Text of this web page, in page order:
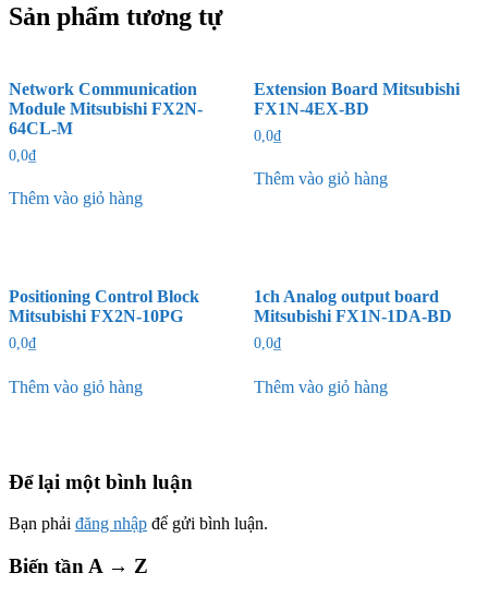
Sản phẩm tương tự
Network Communication
Module Mitsubishi FX2N-
64CL-M
0,0₫
Thêm vào giỏ hàng
Extension Board Mitsubishi
FX1N-4EX-BD
0,0₫
Thêm vào giỏ hàng
Positioning Control Block
Mitsubishi FX2N-10PG
0,0₫
Thêm vào giỏ hàng
1ch Analog output board
Mitsubishi FX1N-1DA-BD
0,0₫
Thêm vào giỏ hàng
Để lại một bình luận
Bạn phải đăng nhập để gửi bình luận.
Biến tần A → Z